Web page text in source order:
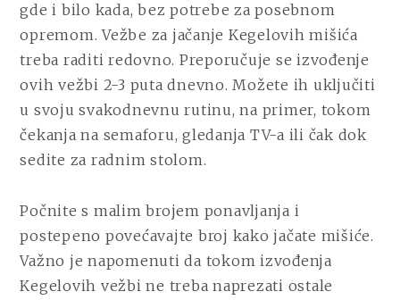
gde i bilo kada, bez potrebe za posebnom
opremom. Vežbe za jačanje Kegelovih mišića
treba raditi redovno. Preporučuje se izvođenje
ovih vežbi 2-3 puta dnevno. Možete ih uključiti
u svoju svakodnevnu rutinu, na primer, tokom
čekanja na semaforu, gledanja TV-a ili čak dok
sedite za radnim stolom.
Počnite s malim brojem ponavljanja i
postepeno povećavajte broj kako jačate mišiće.
Važno je napomenuti da tokom izvođenja
Kegelovih vežbi ne treba naprezati ostale